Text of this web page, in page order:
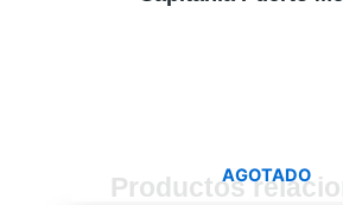
ProductosAGOTADO